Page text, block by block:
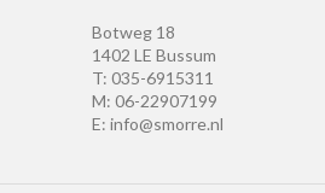
Botweg 18
1402 LE Bussum
T: 035-6915311
M: 06-22907199
E: info@smorre.nl